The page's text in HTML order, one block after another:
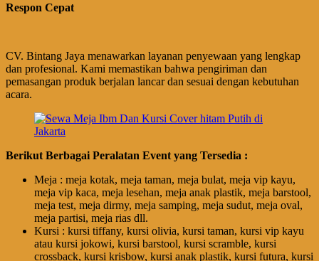
Respon Cepat
CV. Bintang Jaya menawarkan layanan penyewaan yang lengkap
dan profesional. Kami memastikan bahwa pengiriman dan
pemasangan produk berjalan lancar dan sesuai dengan kebutuhan
acara.
Berikut Berbagai Peralatan Event yang Tersedia :
Meja : meja kotak, meja taman, meja bulat, meja vip kayu,
meja vip kaca, meja lesehan, meja anak plastik, meja barstool,
meja test, meja dirmy, meja samping, meja sudut, meja oval,
meja partisi, meja rias dll.
Kursi : kursi tiffany, kursi olivia, kursi taman, kursi vip kayu
atau kursi jokowi, kursi barstool, kursi scramble, kursi
crossback, kursi krisbow, kursi anak plastik, kursi futura, kursi